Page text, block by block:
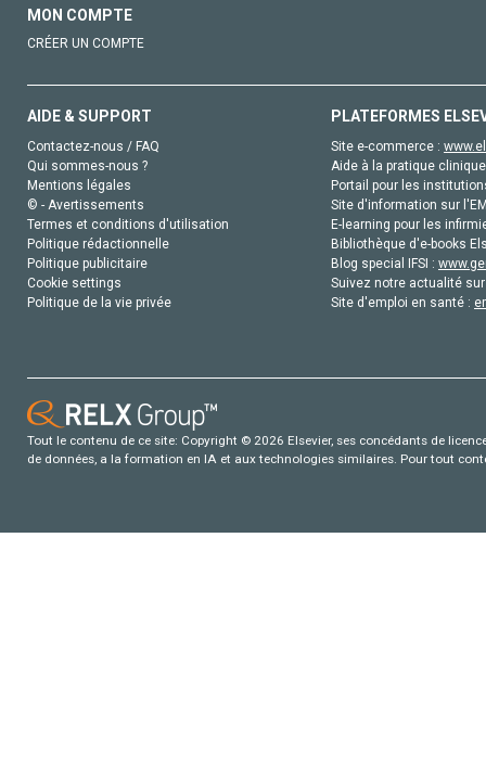
MON COMPTE
CRÉER UN COMPTE
AIDE & SUPPORT
Contactez-nous / FAQ
Qui sommes-nous ?
Mentions légales
© - Avertissements
Termes et conditions d'utilisation
Politique rédactionnelle
Politique publicitaire
Cookie settings
Politique de la vie privée
PLATEFORMES
Site e-commerce :
Aide à la pratique
Portail pour les
Site d'information sur
E-learning pour les
Bibliothèque d'e-books
Blog special IFSI :
Suivez notre actualité
Site d'emploi en santé :
Tout le contenu de ce site: Copyright © 2026 Elsevier, ses concédants de
de données, a la formation en IA et aux technologies similaires. Pour tout